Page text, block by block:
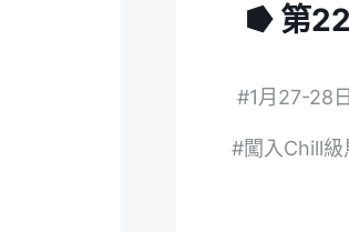
⭓ 第
#1月27-28
#闖入Chill